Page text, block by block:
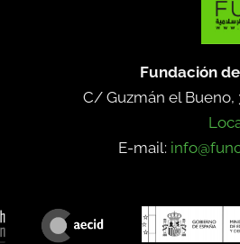
Fundación
C/ Guzmán el Bueno,
E-mail: